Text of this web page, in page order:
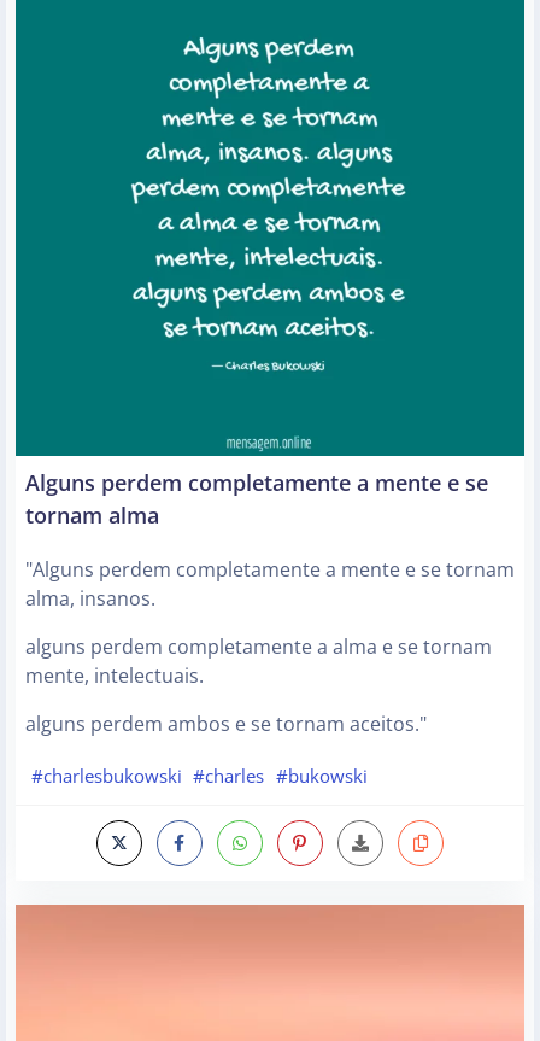
Alguns perdem completamente a mente e se
tornam alma
"Alguns perdem completamente a mente e se tornam
alma, insanos.
alguns perdem completamente a alma e se tornam
mente, intelectuais.
alguns perdem ambos e se tornam aceitos."
#charlesbukowski #charles #bukowski